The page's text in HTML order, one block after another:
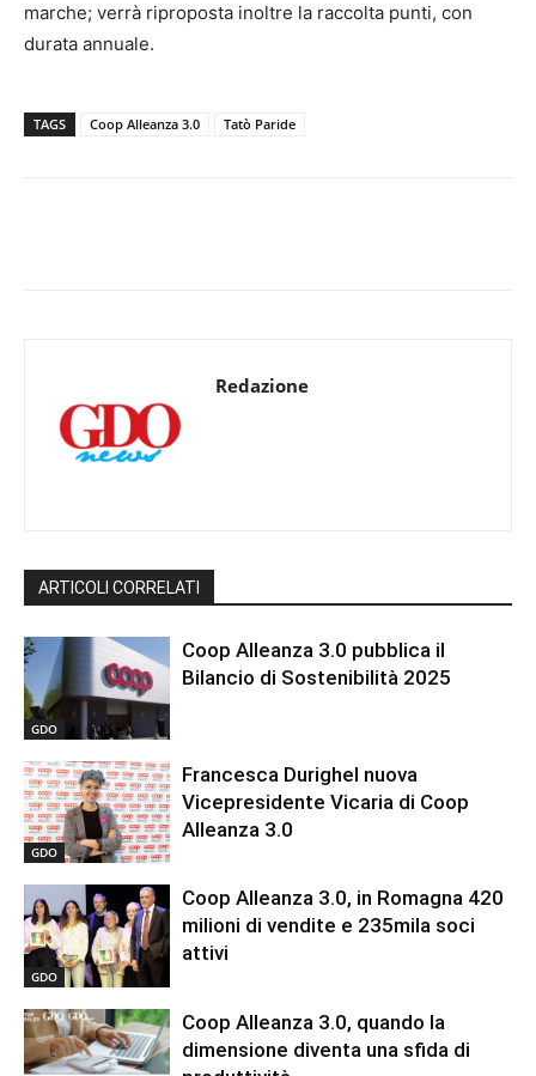
marche; verrà riproposta inoltre la raccolta punti, con
durata annuale.
TAGS Coop Alleanza 3.0 Tatò Paride
Redazione
ARTICOLI CORRELATI
GDO
Coop Alleanza 3.0 pubblica il
Bilancio di Sostenibilità 2025
GDO
Francesca Durighel nuova
Vicepresidente Vicaria di Coop
Alleanza 3.0
GDO
Coop Alleanza 3.0, in Romagna 420
milioni di vendite e 235mila soci
attivi
Coop Alleanza 3.0, quando la
dimensione diventa una sfida di